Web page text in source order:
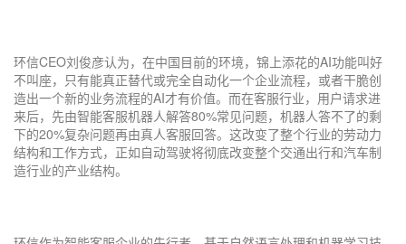
环信CEO刘俊彦认为，在中国目前的环境，锦上添花的AI功能叫好
不叫座，只有能真正替代或完全自动化一个企业流程，或者干脆创
造出一个新的业务流程的AI才有价值。而在客服行业，用户请求进
来后，先由智能客服机器人解答80%常见问题，机器人答不了的剩
下的20%复杂问题再由真人客服回答。这改变了整个行业的劳动力
结构和工作方式，正如自动驾驶将彻底改变整个交通出行和汽车制
造行业的产业结构。